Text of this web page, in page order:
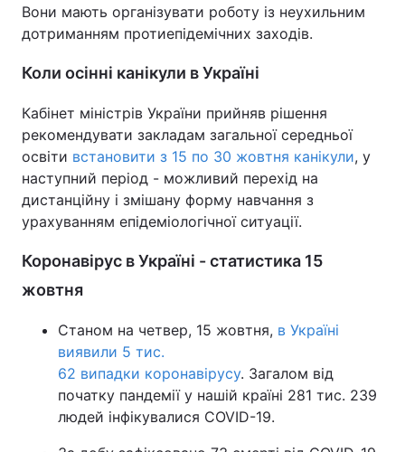
Вони мають організувати роботу із неухильним
дотриманням протиепідемічних заходів.
Коли осінні канікули в Україні
Кабінет міністрів України прийняв рішення
рекомендувати закладам загальної середньої
освіти встановити з 15 по 30 жовтня канікули, у
наступний період - можливий перехід на
дистанційну і змішану форму навчання з
урахуванням епідеміологічної ситуації.
Коронавірус в Україні - статистика 15
жовтня
Станом на четвер, 15 жовтня, в Україні
виявили 5 тис.
62 випадки коронавірусу. Загалом від
початку пандемії у нашій країні 281 тис. 239
людей інфікувалися COVID-19.